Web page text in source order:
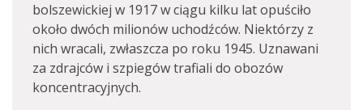
bolszewickiej w 1917 w ciągu kilku lat opuściło
około dwóch milionów uchodźców. Niektórzy z
nich wracali, zwłaszcza po roku 1945. Uznawani
za zdrajców i szpiegów trafiali do obozów
koncentracyjnych.